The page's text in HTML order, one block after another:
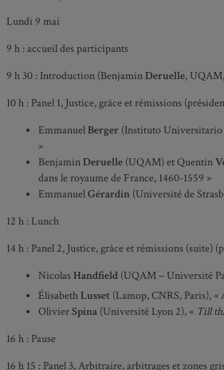
Lundi 9 mai
9 h : accueil des participants
9 h 30 : Introduction (BenjaminDeruelle,
10 h : Panel 1, Justice, grâce et rémissions
EmmanuelBerger (Instituto Universitario
»
BenjaminDeruelle (UQAM) et Quentin
dans le royaume de France, 1460-1559 »
EmmanuelGérardin (Université de
12 h : Lunch
14 h : Panel 2, Justice, grâce et rémissions (suite)
NicolasHandfield (UQAM – Université
ÉlisabethLusset (Lamop, CNRS, Paris),
OlivierSpina (Université Lyon 2), « Till
16 h : Pause
16 h 15 : Panel 3, Arbitraire, arbitrages et zones